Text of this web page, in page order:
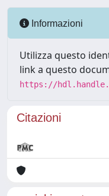
Informazioni
Utilizza questo
link a questo
https://
Citazioni